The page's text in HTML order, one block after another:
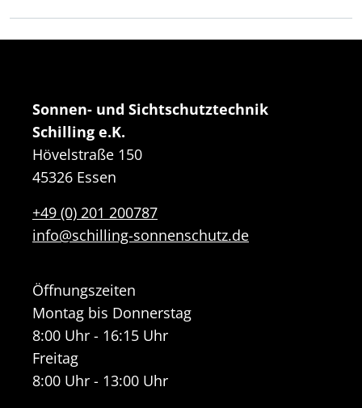
Sonnen- und Sichtschutztechnik
Schilling e.K.
Hövelstraße 150
45326 Essen
+49 (0) 201 200787
info@schilling-sonnenschutz.de
Öffnungszeiten
Montag bis Donnerstag
8:00 Uhr - 16:15 Uhr
Freitag
8:00 Uhr - 13:00 Uhr